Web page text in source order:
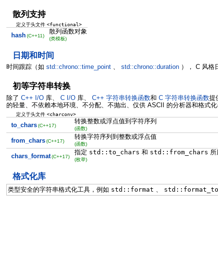
散列支持
定义于头文件<functional>
hash (C++11)
散列函数对象
(类模板)
日期和时间
时间跟踪（如 std::chrono::time_point、 std::chrono::duration）， C 风格
初等字符串转换
除了 C++ I/O库、 C I/O库、 C++ 字符串转换函数和 C 字符串转换函数提
的轻量、不依赖本地环境、不分配、不抛出、仅供 ASCII 的分析器和格式
定义于头文件<charconv>
to_chars (C++17)
转换整数或浮点值到字符序列
(函数)
from_chars (C++17)
转换字符序列到整数或浮点值
(函数)
chars_format (C++17)
指定 std::to_chars 和 std::from_chars
(枚举)
格式化库
类型安全的字符串格式化工具，例如 std::format 、